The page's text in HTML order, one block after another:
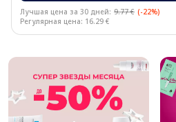
Лучшая цена за 30 дней: 9.77 € (-22%)
Регулярная цена: 16.29 €